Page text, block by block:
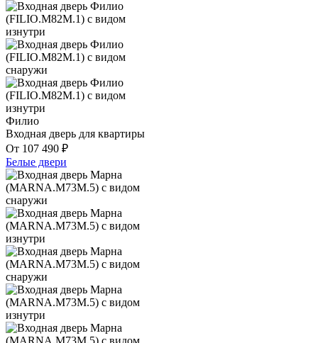
Филио
Входная дверь для квартиры
От 107 490 ₽
Белые двери